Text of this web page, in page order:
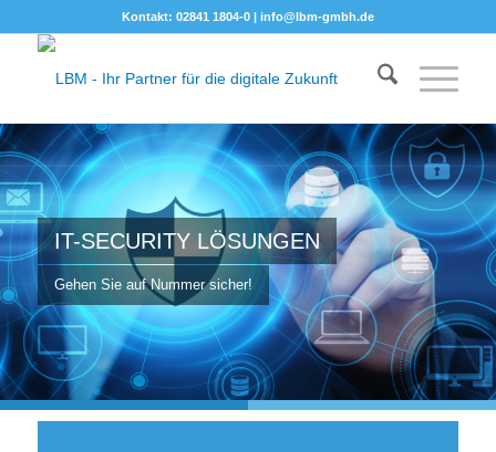
Kontakt: 02841 1804-0 | info@lbm-gmbh.de
IT-SECURITY LÖSUNGEN
Gehen Sie auf Nummer sicher!